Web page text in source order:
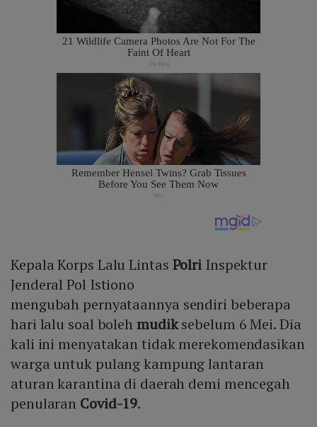
Kepala Korps Lalu Lintas Polri Inspektur
Jenderal Pol Istiono
mengubah pernyataannya sendiri beberapa
hari lalu soal boleh mudiksebelum 6 Mei. Dia
kali ini menyatakan tidak merekomendasikan
warga untuk pulang kampung lantaran
aturan karantina di daerah demi mencegah
penularan Covid-19.